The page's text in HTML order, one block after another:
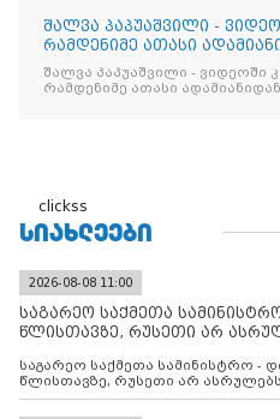
შალვა პაპუაშვილი -
რამდენიმე ათასი
შეიკრიბა,
შალვა პაპუაშვილი - ვიდეოში
რამდენიმე ათასი
clickss
ᲡᲘᲐᲮᲚᲔᲔᲑᲘ
2026-08-08 11:00
საგარეო საქმეთა
წლისთავზე, რუსეთი არ
საგარეო საქმეთა სამინისტრო -
წლისთავზე, რუსეთი არ
დადებულ 2008 წლის 12 აგვისტოს